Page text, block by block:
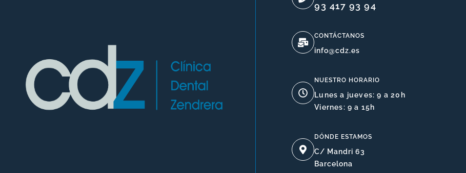
93 417 93 94
CONTÁCTANOS
info@cdz.es
NUESTRO HORARIO
Lunes a jueves: 9 a 20h
Viernes: 9 a 15h
DÓNDE ESTAMOS
C/ Mandri 63
Barcelona